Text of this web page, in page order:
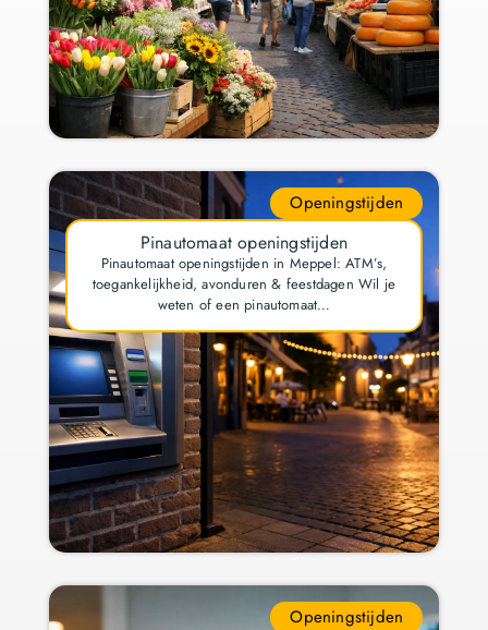
Openingstijden
Pinautomaat openingstijden
Pinautomaat openingstijden in Meppel: ATM’s,
toegankelijkheid, avonduren & feestdagen Wil je
weten of een pinautomaat…
Openingstijden